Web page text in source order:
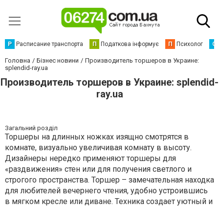
Р Расписание транспорта П Податкова інформує П Психолог С
Головна Бізнес новини
Производитель торшеров в Украине:
splendid-ray.ua
Производитель торшеров в Украине: splendid-
ray.ua
Загальний розділ
Торшеры на длинных ножках изящно смотрятся в
комнате, визуально увеличивая комнату в высоту.
Дизайнеры нередко применяют торшеры для
«раздвижения» стен или для получения светлого и
строгого пространства. Торшер – замечательная находка
для любителей вечернего чтения, удобно устроившись
в мягком кресле или диване. Техника создает уютный и